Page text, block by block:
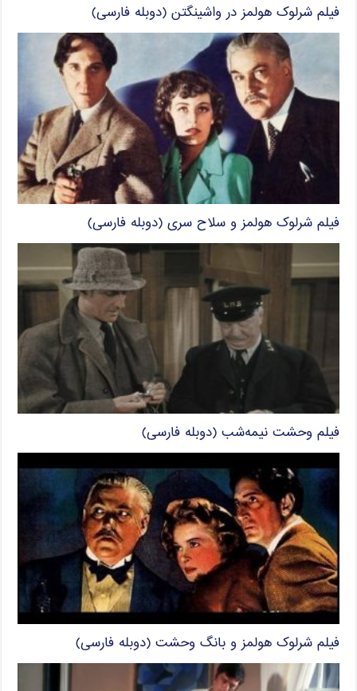
فیلم شرلوک هولمز در واشینگتن (دوبله فارسی)
فیلم شرلوک هولمز و سلاح سری (دوبله فارسی)
فیلم وحشت نیمه‌شب (دوبله فارسی)
فیلم شرلوک هولمز و بانگ وحشت (دوبله فارسی)